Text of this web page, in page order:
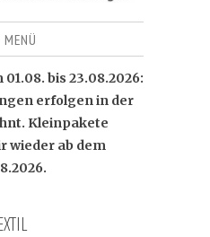
MENÜ
bis 23.08.2026:
erfolgen in der
Kleinpakete
wieder ab dem